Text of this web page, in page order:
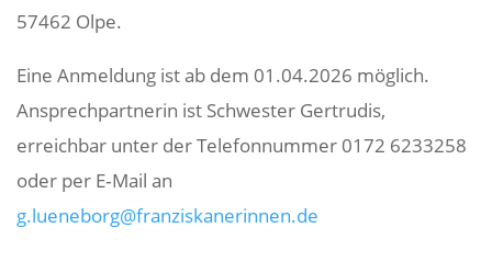
57462 Olpe.
Eine Anmel­dung ist ab dem 01.04.2026 möglich.
Ansprech­part­nerin ist Schwester Gertrudis,
erreichbar unter der Tele­fon­nummer 0172 6233258
oder per E‑Mail an
g.lueneborg@franziskanerinnen.de